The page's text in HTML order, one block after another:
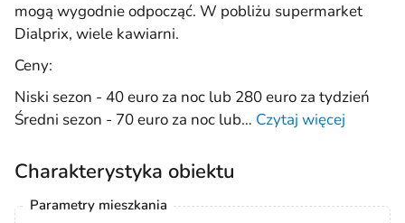
mogą wygodnie odpocząć. W pobliżu supermarket
Dialprix, wiele kawiarni.
Ceny:
Niski sezon - 40 euro za noc lub 280 euro za tydzień
Średni sezon - 70 euro za noc lub… Czytaj więcej
Charakterystyka obiektu
Parametry mieszkania